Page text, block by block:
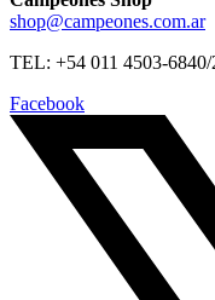
shop@campeones.com.ar
TEL: +54 011 4503-6840/
Facebook